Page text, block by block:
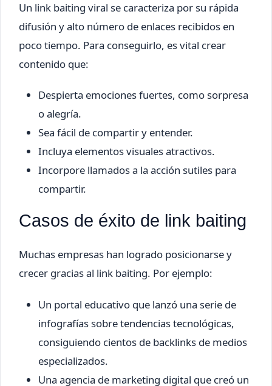
Un link baiting viral se caracteriza por su rápida
difusión y alto número de enlaces recibidos en
poco tiempo. Para conseguirlo, es vital crear
contenido que:
Despierta emociones fuertes, como sorpresa
o alegría.
Sea fácil de compartir y entender.
Incluya elementos visuales atractivos.
Incorpore llamados a la acción sutiles para
compartir.
Casos de éxito de link baiting
Muchas empresas han logrado posicionarse y
crecer gracias al link baiting. Por ejemplo:
Un portal educativo que lanzó una serie de
infografías sobre tendencias tecnológicas,
consiguiendo cientos de backlinks de medios
especializados.
Una agencia de marketing digital que creó un